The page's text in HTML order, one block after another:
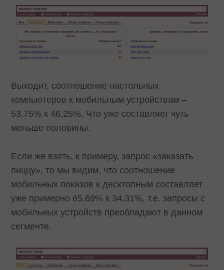
Выходит, соотношение настольных
компьютеров к мобильным устройствам –
53,75% к 46,25%. Что уже составляет чуть
меньше половины.
Если же взять, к примеру, запрос «заказать
пиццу», то мы видим, что соотношение
мобильных показов к десктопным составляет
уже примерно 65,69% к 34,31%, т.е. запросы с
мобильных устройств преобладают в данном
сегменте.